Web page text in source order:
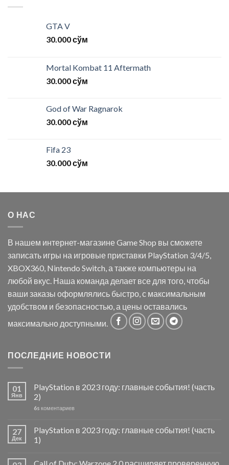
GTA V
30.000сўм
Mortal Kombat 11 Aftermath
30.000сўм
God of War Ragnarok
30.000сўм
Fifa 23
30.000сўм
О НАС
В нашем интернет-магазине Game Shop вы сможете
записать игры на игровые приставки PlayStation 3/4/5,
XBOX360, Nintendo Switch, а также компьютеры на
любой вкус. Наша команда делает все для того, чтобы
ваши заказы оформлялись быстро, с максимальным
удобством и безопасностью, а цены оставались
максимально доступными.
ПОСЛЕДНИЕ НОВОСТИ
01
Янв
PlayStation в 2023 году: главные события! (часть
2)
6s коментариев
27
Дек
PlayStation в 2023 году: главные события! (часть
1)